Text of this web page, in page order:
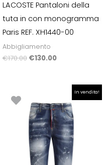
LACOSTE Pantaloni della
tuta in con monogramma
Paris REF. XH1440-00
Abbigliamento
€170.00 €130.00
In vendita!
originale
era:
€199.00.
prezzo
attuale
è:
€99.00.